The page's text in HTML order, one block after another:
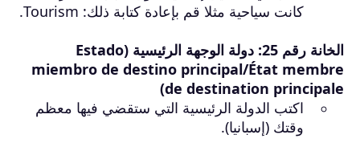
كانت سياحية مثلا قم بإعادة كتابة ذلك: Tourism.
الخانة رقم 25: دولة الوجهة الرئيسية (Estado
miembro de destino principal/État membre
de destination principale)
اكتب الدولة الرئيسية التي ستقضي فيها معظم
وقتك (إسبانيا).